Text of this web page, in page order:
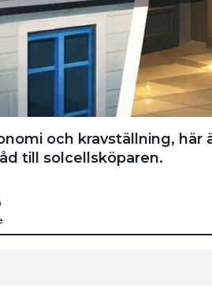
och kravställning, här
till solcellsköparen.